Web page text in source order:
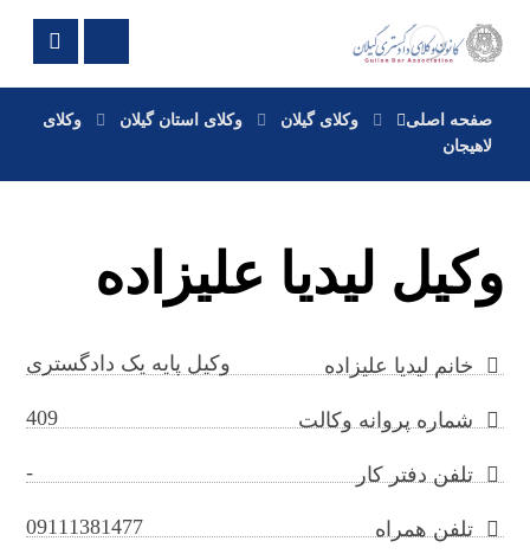
صفحه اصلی وکلای گیلان وکلای استان گیلان
وکلای
لاهیجان
وکیل لیدیا علیزاده
خانم لیدیا علیزاده وکیل پایه یک دادگستری
شماره پروانه وکالت 409
تلفن دفتر کار -
تلفن همراه 09111381477